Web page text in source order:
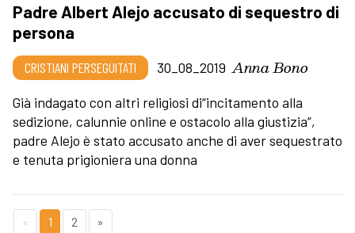
Padre Albert Alejo accusato di sequestro di
persona
CRISTIANI PERSEGUITATI 30_08_2019 Anna Bono
Già indagato con altri religiosi di“incitamento alla
sedizione, calunnie online e ostacolo alla giustizia”,
padre Alejo è stato accusato anche di aver sequestrato
e tenuta prigioniera una donna
« 1 2 »